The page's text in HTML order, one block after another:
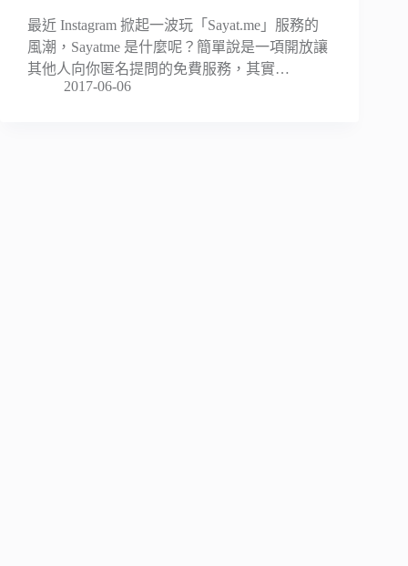
最近 Instagram 掀起一波玩「Sayat.me」服務的
風潮，Sayatme 是什麼呢？簡單說是一項開放讓
其他人向你匿名提問的免費服務，其實…
2017-06-06